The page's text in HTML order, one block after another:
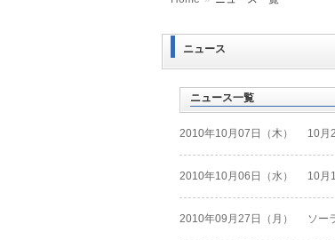
ニュース
ニュース一覧
2010年10月07日（木） 10月
2010年10月06日（水） 10月
2010年09月27日（月） ソー